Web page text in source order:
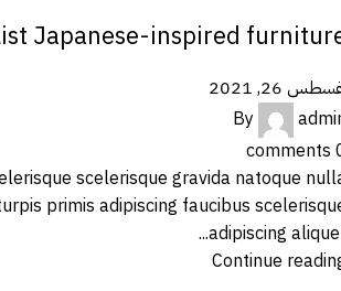
Japanese-inspired
26, 2021
By
comments
scelerisque gravida natoque
primis adipiscing faucibus
adipiscing
Continue